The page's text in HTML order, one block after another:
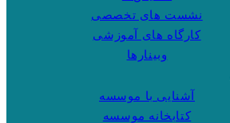
نشست های تخصصی
کارگاه های آموزشی
وبینارها
آشنایی با موسسه
کتابخانه موسسه